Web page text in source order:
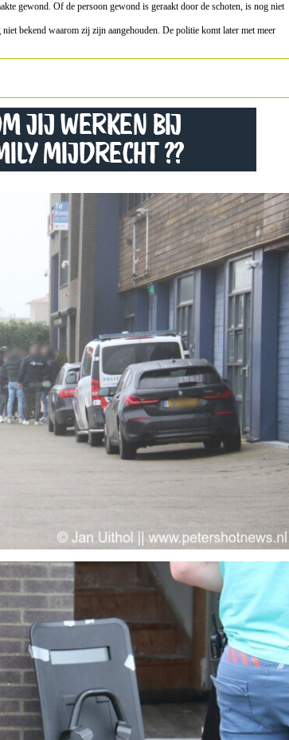
gewond. Of de persoon gewond is geraakt door de schoten, is nog niet
bekend waarom zij zijn aangehouden. De politie komt later met meer